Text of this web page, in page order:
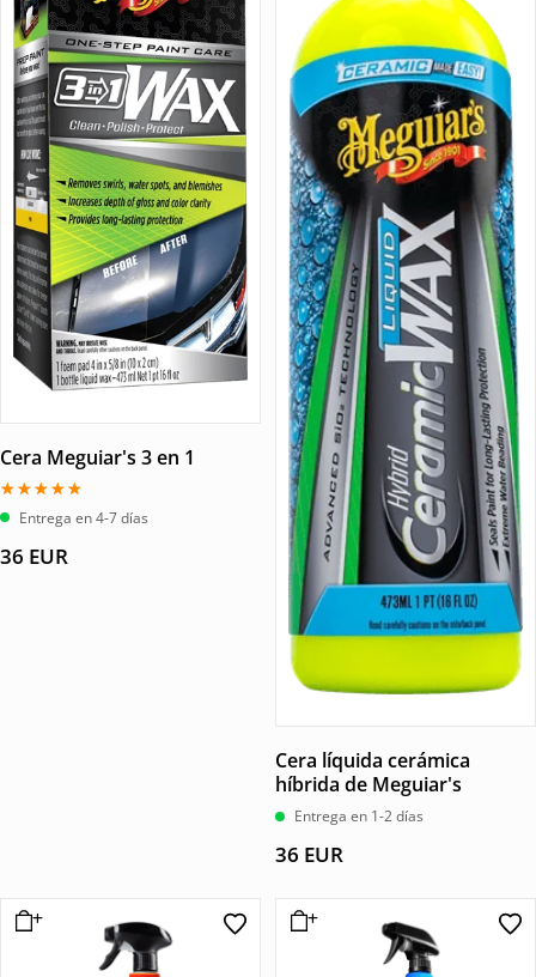
Cera Meguiar's 3 en 1
Valorado
con
de 5
Entrega en 4-7 días
36 EUR
Cera líquida cerámica
híbrida de Meguiar's
Entrega en 1-2 días
36 EUR